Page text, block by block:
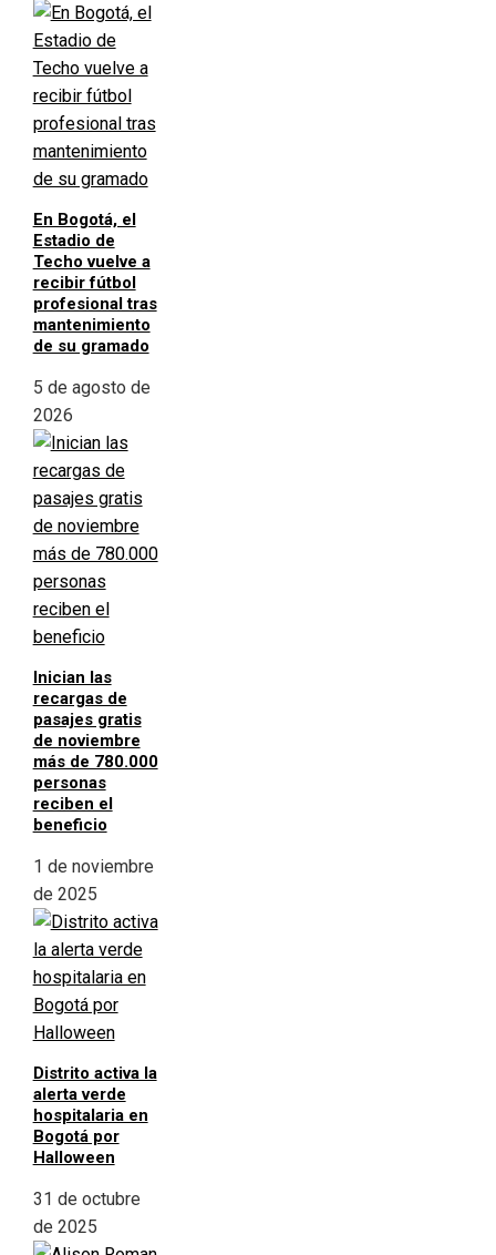
En Bogotá, el
Estadio de
Techo vuelve a
recibir fútbol
profesional tras
mantenimiento
de su gramado
5 de agosto de
2026
Inician las
recargas de
pasajes gratis
de noviembre
más de 780.000
personas
reciben el
beneficio
1 de noviembre
de 2025
Distrito activa la
alerta verde
hospitalaria en
Bogotá por
Halloween
31 de octubre
de 2025